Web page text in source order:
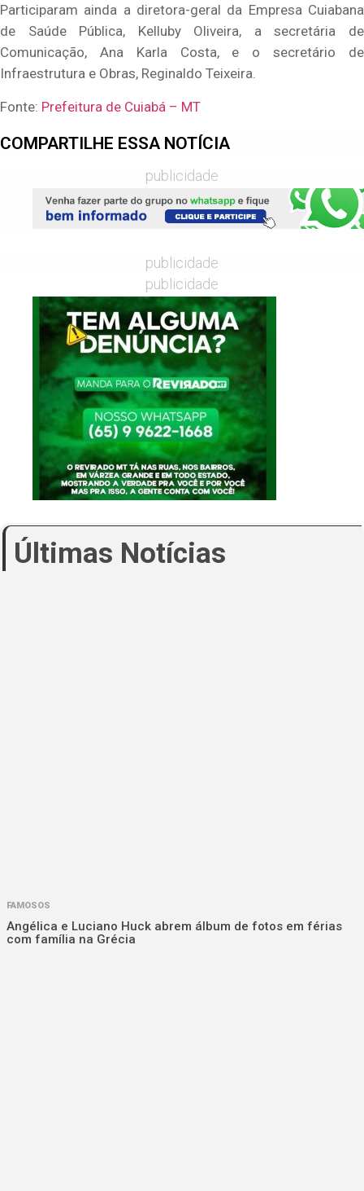
Participaram ainda a diretora-geral da Empresa Cuiabana
de Saúde Pública, Kelluby Oliveira, a secretária de
Comunicação, Ana Karla Costa, e o secretário de
Infraestrutura e Obras, Reginaldo Teixeira.
Fonte: Prefeitura de Cuiabá – MT
COMPARTILHE ESSA NOTÍCIA
publicidade
publicidade
publicidade
Últimas Notícias
FAMOSOS
Angélica e Luciano Huck abrem álbum de fotos em férias
com família na Grécia